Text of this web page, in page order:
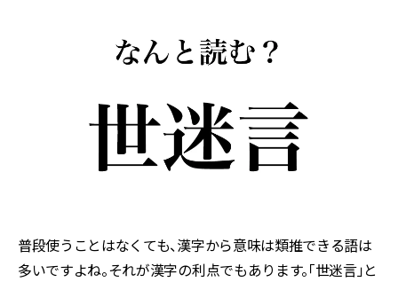
普段使うことはなくても、漢字から意味は類推できる語は
多いですよね。それが漢字の利点でもあります。「世迷言」と